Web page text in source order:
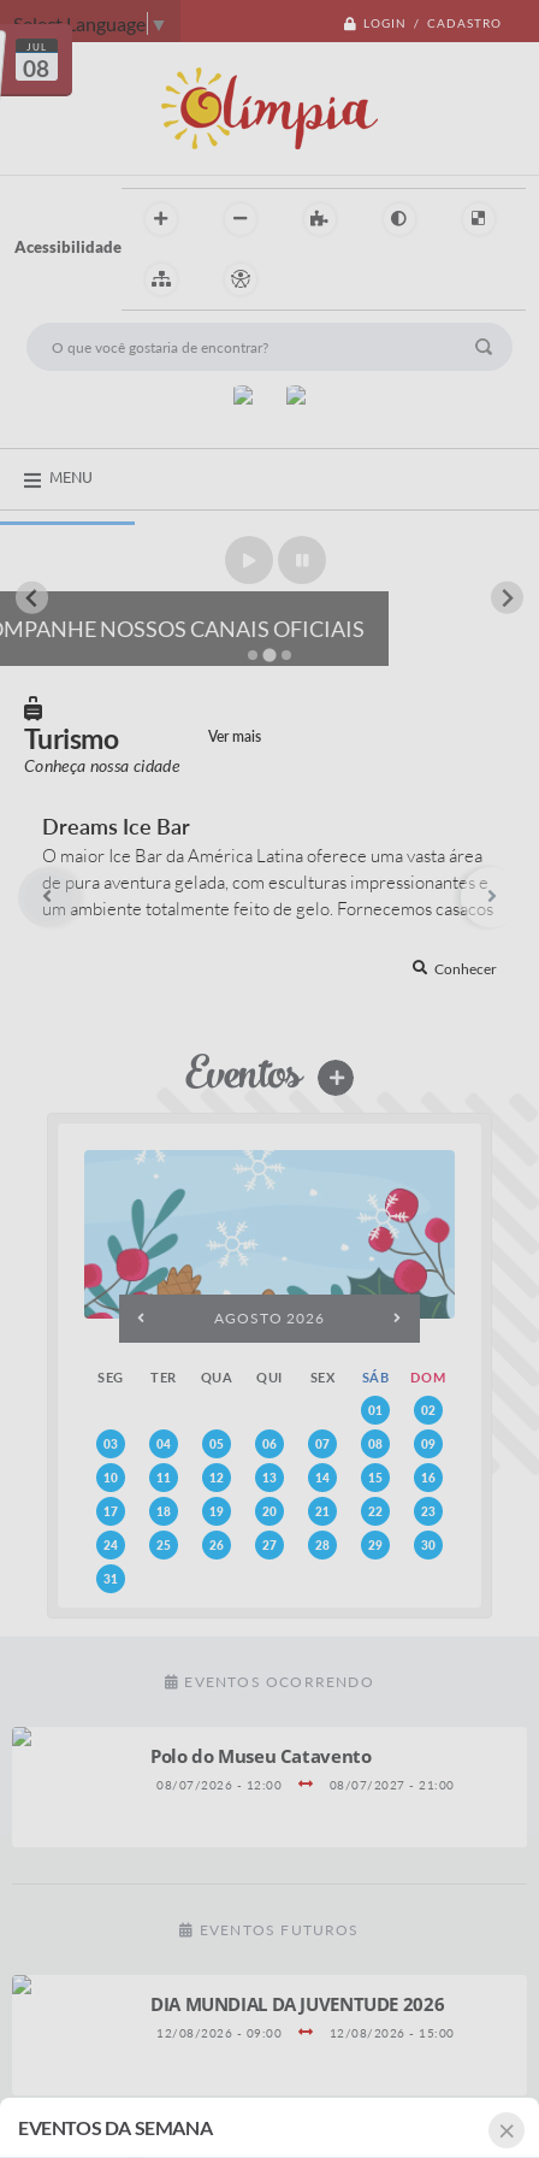
LOGIN / CADASTRO
Select Language ▼
Acessibilidade
MENU
ACOMPANHE NOSSOS CANAIS OFICIAIS
JUL
08
Turismo
Conheça nossa cidade
Ver mais
Dreams Ice Bar
O maior Ice Bar da América Latina oferece uma vasta área
de pura aventura gelada, com esculturas impressionantes e
um ambiente totalmente feito de gelo. Fornecemos casacos
experiência congelante com conforto. Cada detalhe do bar,
Conhecer
Eventos
AGOSTO 2026
SEG TER QUA QUI SEX SÁB DOM
01 02
03 04 05 06 07 08 09
10 11 12 13 14 15 16
17 18 19 20 21 22 23
24 25 26 27 28 29 30
31
EVENTOS OCORRENDO
Polo do Museu Catavento
08/07/2026 - 12:00 08/07/2027 - 21:00
EVENTOS FUTUROS
DIA MUNDIAL DA JUVENTUDE 2026
12/08/2026 - 09:00 12/08/2026 - 15:00
PASSEIO CICLÍSTICO 2026 ×
EVENTOS DA SEMANA